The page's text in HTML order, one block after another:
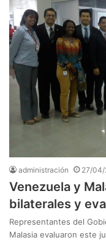
administración 27/04/
Venezuela y
bilaterales y
Representantes del
Malasia evaluaron este